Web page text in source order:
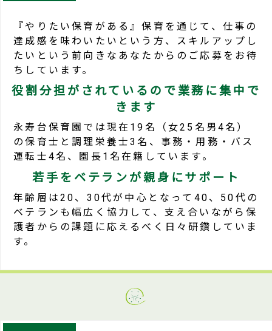
『やりたい保育がある』保育を通じて、仕事の
達成感を味わいたいという方、スキルアップし
たいという前向きなあなたからのご応募をお待
ちしています。
役割分担がされているので業務に集中で
きます
永寿台保育園では現在19名（女25名男4名）
の保育士と調理栄養士3名、事務・用務・バス
運転士4名、園長1名在籍しています。
若手をベテランが親身にサポート
年齢層は20、30代が中心となって40、50代の
ベテランも幅広く協力して、支え合いながら保
護者からの課題に応えるべく日々研鑽していま
す。